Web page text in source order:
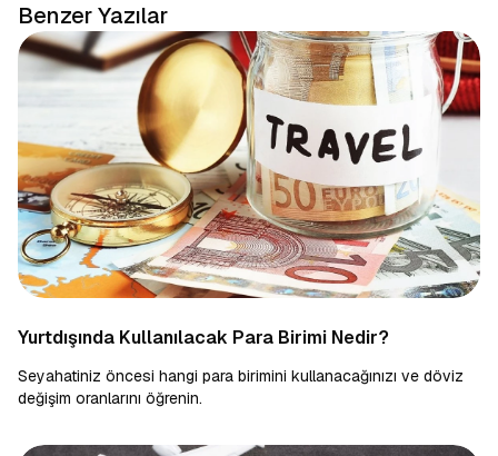
Benzer Yazılar
Yurtdışında Kullanılacak Para Birimi Nedir?
Seyahatiniz öncesi hangi para birimini kullanacağınızı ve döviz
değişim oranlarını öğrenin.